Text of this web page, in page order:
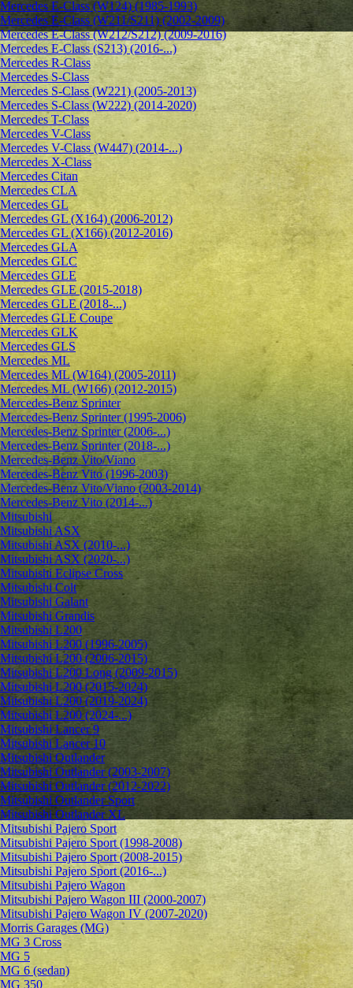
Mercedes E-Class (W124) (1985-1993)
Mercedes E-Class (W211/S211) (2002-2009)
Mercedes E-Class (W212/S212) (2009-2016)
Mercedes E-Class (S213) (2016-...)
Mercedes R-Class
Mercedes S-Class
Mercedes S-Class (W221) (2005-2013)
Mercedes S-Class (W222) (2014-2020)
Mercedes T-Class
Mercedes V-Class
Mercedes V-Class (W447) (2014-...)
Mercedes X-Class
Mercedes Citan
Mercedes CLA
Mercedes GL
Mercedes GL (X164) (2006-2012)
Mercedes GL (X166) (2012-2016)
Mercedes GLA
Mercedes GLC
Mercedes GLE
Mercedes GLE (2015-2018)
Mercedes GLE (2018-...)
Mercedes GLE Coupe
Mercedes GLK
Mercedes GLS
Mercedes ML
Mercedes ML (W164) (2005-2011)
Mercedes ML (W166) (2012-2015)
Mercedes-Benz Sprinter
Mercedes-Benz Sprinter (1995-2006)
Mercedes-Benz Sprinter (2006-...)
Mercedes-Benz Sprinter (2018-...)
Mercedes-Benz Vito/Viano
Mercedes-Benz Vito (1996-2003)
Mercedes-Benz Vito/Viano (2003-2014)
Mercedes-Benz Vito (2014-...)
Mitsubishi
Mitsubishi ASX
Mitsubishi ASX (2010-...)
Mitsubishi ASX (2020-...)
Mitsubishi Eclipse Cross
Mitsubishi Colt
Mitsubishi Galant
Mitsubishi Grandis
Mitsubishi L200
Mitsubishi L200 (1996-2005)
Mitsubishi L200 (2006-2015)
Mitsubishi L200 Long (2009-2015)
Mitsubishi L200 (2015-2024)
Mitsubishi L200 (2019-2024)
Mitsubishi L200 (2024-...)
Mitsubishi Lancer 9
Mitsubishi Lancer 10
Mitsubishi Outlander
Mitsubishi Outlander (2003-2007)
Mitsubishi Outlander (2012-2022)
Mitsubishi Outlander Sport
Mitsubishi Outlander XL
Mitsubishi Pajero Sport
Mitsubishi Pajero Sport (1998-2008)
Mitsubishi Pajero Sport (2008-2015)
Mitsubishi Pajero Sport (2016-...)
Mitsubishi Pajero Wagon
Mitsubishi Pajero Wagon III (2000-2007)
Mitsubishi Pajero Wagon IV (2007-2020)
Morris Garages (MG)
MG 3 Cross
MG 5
MG 6 (sedan)
MG 350